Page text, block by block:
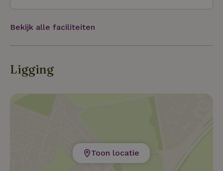
Bekijk alle faciliteiten
Ligging
Toon locatie